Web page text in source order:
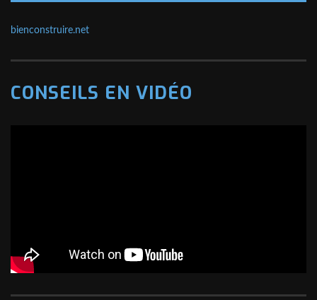
bienconstruire.net
CONSEILS EN VIDÉO